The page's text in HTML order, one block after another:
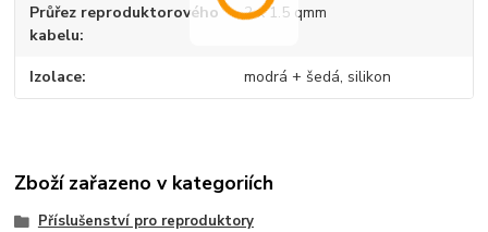
Průřez reproduktorového
kabelu
2 x 1.5 qmm
Izolace modrá + šedá, silikon
Zboží zařazeno v kategoriích
Příslušenství pro reproduktory